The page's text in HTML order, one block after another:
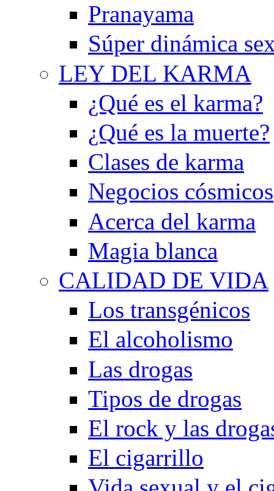
Pranayama
Súper dinámica
LEY DEL KARMA
¿Qué es el karma?
¿Qué es la muerte?
Clases de karma
Negocios cósmicos
Acerca del karma
Magia blanca
CALIDAD DE VIDA
Los transgénicos
El alcoholismo
Las drogas
Tipos de drogas
El rock y las
El cigarrillo